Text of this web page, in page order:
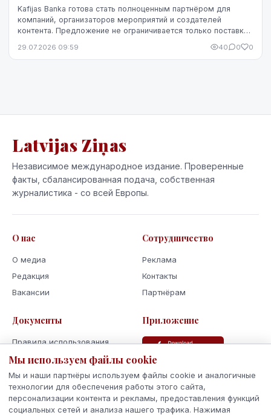
Kafijas Banka готова стать полноценным партнёром для
компаний, организаторов мероприятий и создателей
контента. Предложение не ограничивается только поставкой
29.07.2026 09:59 40 0 0
Latvijas Ziņas
Независимое международное издание. Проверенные
факты, сбалансированная подача, собственная
журналистика - со всей Европы.
О нас
О медиа
Редакция
Вакансии
Сотрудничество
Реклама
Контакты
Партнёрам
Документы
Правила использования
Политика
Использование cookie
Кодекс поведения и этики
Приложение
Мы используем файлы cookie
Мы и наши партнёры используем файлы cookie и аналогичные
технологии для обеспечения работы этого сайта,
персонализации контента и рекламы, предоставления функций
социальных сетей и анализа нашего трафика. Нажимая